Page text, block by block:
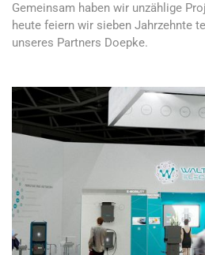
Gemeinsam haben wir unzählige
heute feiern wir sieben Jahrzehnte
unseres Partners Doepke.